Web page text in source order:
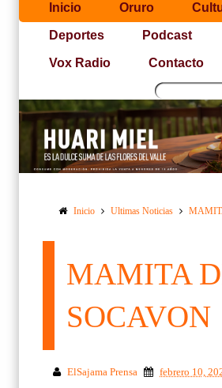
Inicio Oruro
Deportes Podcast
Vox Radio Contacto
Inicio Ultimas Noticias
MAMITA
SOCAVON
ElSajama Prensa febrero 10,